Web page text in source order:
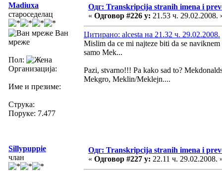
Madiuxa
староседелац
Ван
мреже
Пол:
Организација:
Име и презиме:
Струка:
Поруке: 7.477
Одг: Transkripcija stranih imena i
« Одговор #226 у: 21.53 ч. 29.02.2008.
Цитирано: alcesta на 21.32 ч. 29.02.2008.
Mislim da ce mi najteze biti da se
samo Mek...
Pazi, stvarno!!! Pa kako sad to?
Mekgro, Meklin/Meklejn....
Sillypuppie
члан
Одг: Transkripcija stranih imena i
« Одговор #227 у: 22.11 ч. 29.02.2008.